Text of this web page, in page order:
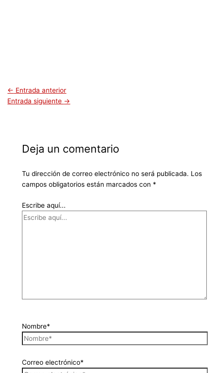
← Entrada anterior
Entrada siguiente →
Deja un comentario
Tu dirección de correo electrónico no será publicada. Los
campos obligatorios están marcados con *
Escribe aquí...
Nombre*
Correo electrónico*